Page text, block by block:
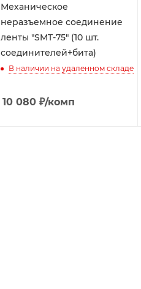
Механическое
неразъемное соединение
ленты "SMT-75" (10 шт.
соединителей+бита)
В наличии на удаленном складе
10 080₽/комп